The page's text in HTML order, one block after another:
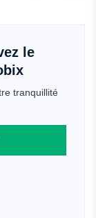
le
tranquillité